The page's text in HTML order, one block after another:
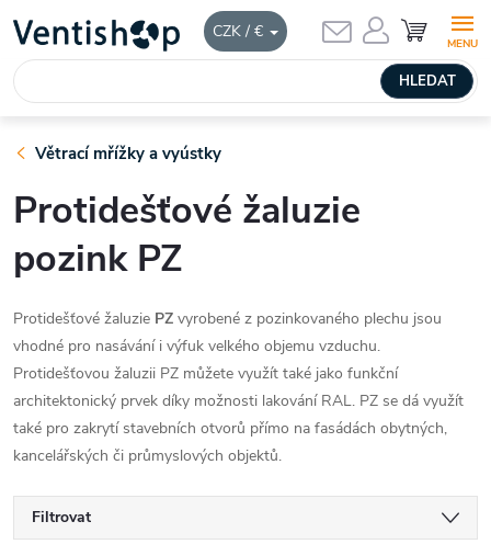
CZK / €
obsah
HLEDAT
NÁKUPNÍ
KOŠÍK
Větrací mřížky a vyústky
Protidešťové žaluzie
pozink PZ
Protidešťové žaluzie PZ vyrobené z pozinkovaného plechu jsou
vhodné pro nasávání i výfuk velkého objemu vzduchu.
Protidešťovou žaluzii PZ můžete využít také jako funkční
architektonický prvek díky možnosti lakování RAL. PZ se dá využít
také pro zakrytí stavebních otvorů přímo na fasádách obytných,
kancelářských či průmyslových objektů.
Filtrovat